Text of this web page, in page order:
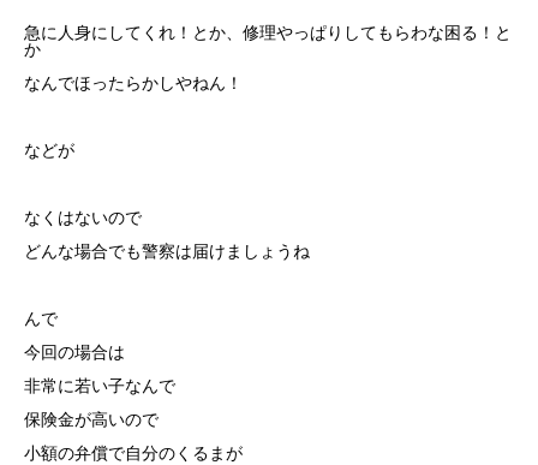
急に人身にしてくれ！とか、修理やっぱりしてもらわな困る！と
か
なんでほったらかしやねん！
などが
なくはないので
どんな場合でも警察は届けましょうね
んで
今回の場合は
非常に若い子なんで
保険金が高いので
小額の弁償で自分のくるまが